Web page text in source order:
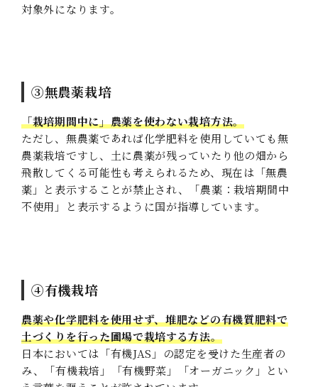
対象外になります。
③無農薬栽培
「栽培期間中に」農薬を使わない栽培方法。
ただし、無農薬であれば化学肥料を使用していても無
農薬栽培ですし、土に農薬が残っていたり他の畑から
飛散してくる可能性も考えられるため、現在は「無農
薬」と表示することが禁止され、「農薬：栽培期間中
不使用」と表示するように国が指導しています。
④有機栽培
農薬や化学肥料を使用せず、堆肥などの有機質肥料で
土づくりを行った圃場で栽培する方法。
日本においては「有機JAS」の認定を受けた生産者の
み、「有機栽培」「有機野菜」「オーガニック」とい